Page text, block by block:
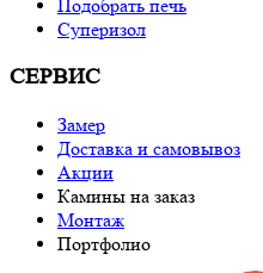
Подобрать печь
Суперизол
СЕРВИС
Замер
Доставка и самовывоз
Акции
Камины на заказ
Монтаж
Портфолио